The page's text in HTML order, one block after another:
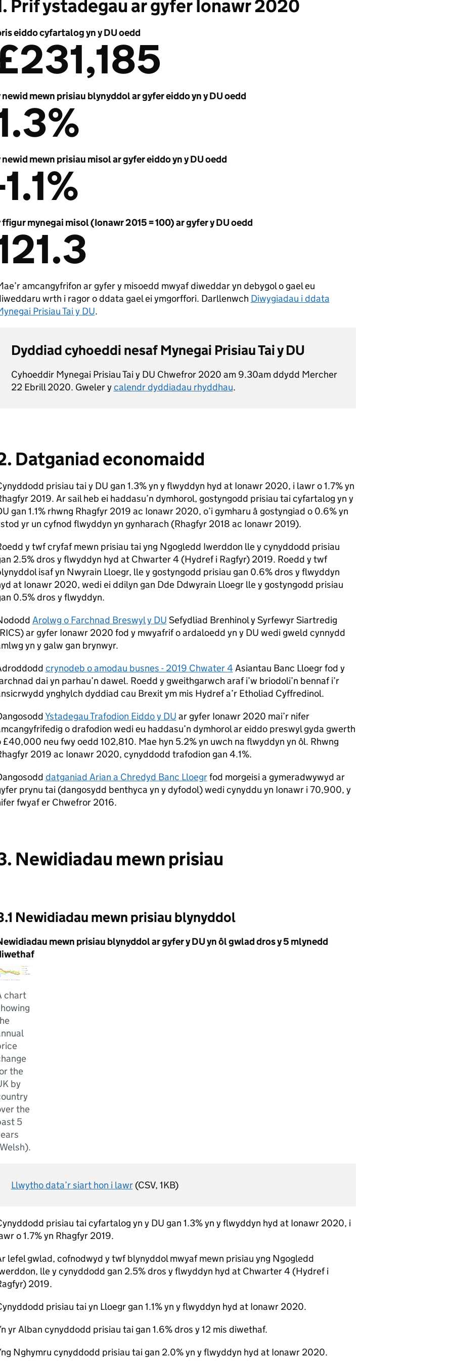
Prif ystadegau ar gyfer Ionawr 2020
eiddo cyfartalog yn y DU oedd
newid mewn prisiau blynyddol ar gyfer eiddo yn y DU oedd
newid mewn prisiau misol ar gyfer eiddo yn y DU oedd
ffigur mynegai misol (Ionawr 2015 = 100) ar gyfer y DU oedd
amcangyfrifon ar gyfer y misoedd mwyaf diweddar yn debygol o gael eu
wrth i ragor o ddata gael ei ymgorffori. Darllenwch Diwygiadau i ddata
Prisiau Tai y DU.
Dyddiad cyhoeddi nesaf Mynegai Prisiau Tai y DU
Cyhoeddir Mynegai Prisiau Tai y DU Chwefror 2020 am 9.30am ddydd Mercher
22 Ebrill 2020. Gweler ycalendr dyddiadau rhyddhau.
Datganiad economaidd
prisiau tai y DU gan 1.3% yn y flwyddyn hyd at Ionawr 2020, i lawr o 1.7% yn
2019. Ar sail heb ei haddasu’n dymhorol, gostyngodd prisiau tai cyfartalog yn y
gan 1.1% rhwng Rhagfyr 2019 ac Ionawr 2020, o’i gymharu â gostyngiad o 0.6% yn
yr un cyfnod flwyddyn yn gynharach (Rhagfyr 2018 ac Ionawr 2019).
y twf cryfaf mewn prisiau tai yng Ngogledd Iwerddon lle y cynyddodd prisiau
2.5% dros y flwyddyn hyd at Chwarter 4 (Hydref i Ragfyr) 2019. Roedd y twf
isaf yn Nwyrain Lloegr, lle y gostyngodd prisiau gan 0.6% dros y flwyddyn
at Ionawr 2020, wedi ei ddilyn gan Dde Ddwyrain Lloegr lle y gostyngodd prisiau
0.5% dros y flwyddyn.
Arolwg o Farchnad Breswyl y DU Sefydliad Brenhinol y Syrfewyr Siartredig
ar gyfer Ionawr 2020 fod y mwyafrif o ardaloedd yn y DU wedi gweld cynnydd
yn y galw gan brynwyr.
crynodeb o amodau busnes - 2019 Chwater 4Asiantau Banc Lloegr fod y
dai yn parhau’n dawel. Roedd y gweithgarwch araf i’w briodoli’n bennaf i’r
ynghylch dyddiad cau Brexit ym mis Hydref a’r Etholiad Cyffredinol.
Ystadegau Trafodion Eiddo y DU ar gyfer Ionawr 2020 mai’r nifer
o drafodion wedi eu haddasu’n dymhorol ar eiddo preswyl gyda gwerth
£40,000 neu fwy oedd 102,810. Mae hyn 5.2% yn uwch na flwyddyn yn ôl. Rhwng
2019 ac Ionawr 2020, cynyddodd trafodion gan 4.1%.
datganiad Arian a Chredyd Banc Lloegrfod morgeisi a gymeradwywyd ar
prynu tai (dangosydd benthyca yn y dyfodol) wedi cynyddu yn Ionawr i 70,900, y
fwyaf er Chwefror 2016.
Newidiadau mewn prisiau
Newidiadau mewn prisiau blynyddol
mewn prisiau blynyddol ar gyfer y DU yn ôl gwlad dros y 5 mlynedd
chart
the
by
the
5
Llwytho data’r siart hon i lawr(CSV, 1KB)
prisiau tai cyfartalog yn y DU gan 1.3% yn y flwyddyn hyd at Ionawr 2020, i
o 1.7% yn Rhagfyr 2019.
lefel gwlad, cofnodwyd y twf blynyddol mwyaf mewn prisiau yng Ngogledd
lle y cynyddodd gan 2.5% dros y flwyddyn hyd at Chwarter 4 (Hydref i
2019.
prisiau tai yn Lloegr gan 1.1% yn y flwyddyn hyd at Ionawr 2020.
yr Alban cynyddodd prisiau tai gan 1.6% dros y 12 mis diwethaf.
Nghymru cynyddodd prisiau tai gan 2.0% yn y flwyddyn hyd at Ionawr 2020.